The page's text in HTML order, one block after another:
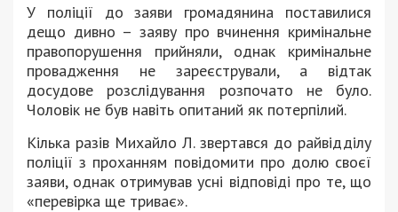
У поліції до заяви громадянина поставилися
дещо дивно – заяву про вчинення кримінальне
правопорушення прийняли, однак кримінальне
провадження не зареєстрували, а відтак
досудове розслідування розпочато не було.
Чоловік не був навіть опитаний як потерпілий.
Кілька разів Михайло Л. звертався до райвідділу
поліції з проханням повідомити про долю своєї
заяви, однак отримував усні відповіді про те, що
«перевірка ще триває».